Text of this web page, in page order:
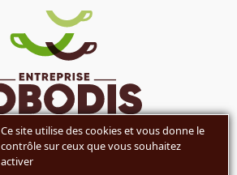
MARQUES
Ce site utilise des cookies et vous donne le
contrôle sur ceux que vous souhaitez
activer